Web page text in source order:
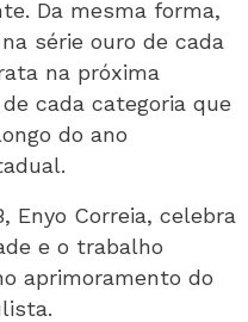
Da mesma forma,
série ouro de cada
na próxima
cada categoria que
do ano
Enyo Correia, celebra
e o trabalho
aprimoramento do